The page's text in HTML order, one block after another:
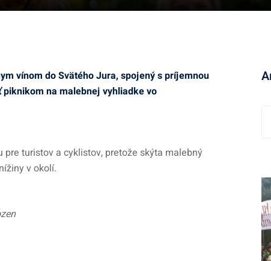
vínom do Svätého Jura, spojený s príjemnou
na malebnej vyhliadke vo
turistov a cyklistov, pretože skýta malebný
v okolí.
í
v